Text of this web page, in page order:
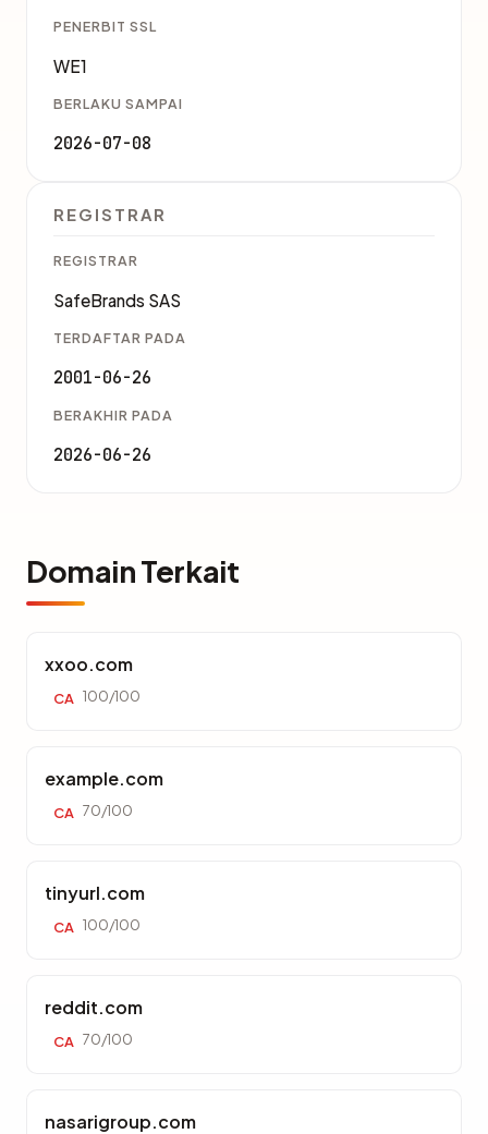
PENERBIT SSL
WE1
BERLAKU SAMPAI
2026-07-08
REGISTRAR
REGISTRAR
SafeBrands SAS
TERDAFTAR PADA
2001-06-26
BERAKHIR PADA
2026-06-26
Domain Terkait
xxoo.com
CA 100/100
example.com
CA 70/100
tinyurl.com
CA 100/100
reddit.com
CA 70/100
nasarigroup.com